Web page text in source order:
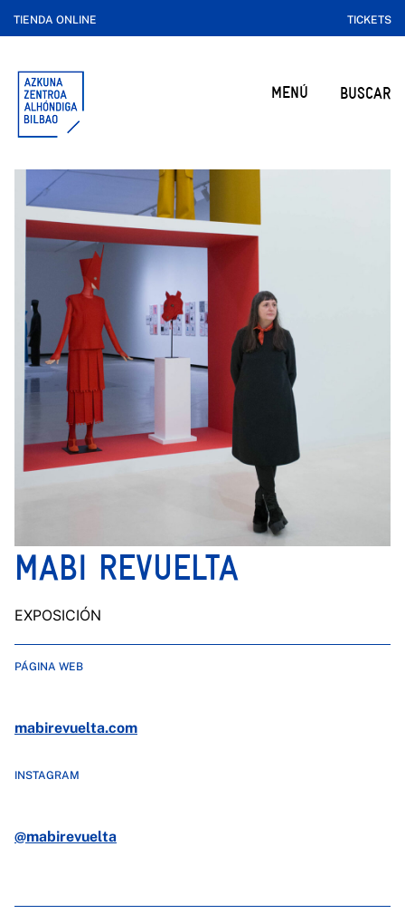
TIENDA ONLINE TICKETS
MENÚ BUSCAR
MABI REVUELTA
EXPOSICIÓN
PÁGINA WEB
mabirevuelta.com
INSTAGRAM
@mabirevuelta